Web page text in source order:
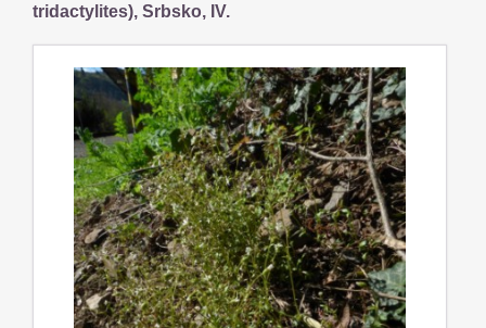
tridactylites), Srbsko, IV.